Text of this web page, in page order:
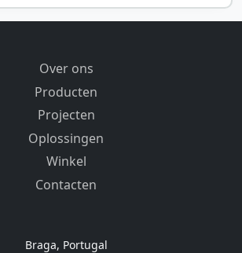
Over ons
Producten
Projecten
Oplossingen
Winkel
Contacten
Braga, Portugal